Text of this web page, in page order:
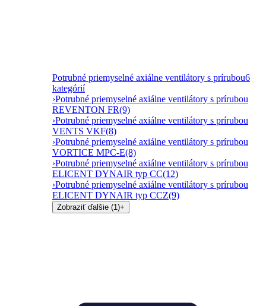
Potrubné priemyselné axiálne ventilátory s prírubou6
kategórií
›Potrubné priemyselné axiálne ventilátory s prírubou
REVENTON FR(9)
›Potrubné priemyselné axiálne ventilátory s prírubou
VENTS VKF(8)
›Potrubné priemyselné axiálne ventilátory s prírubou
VORTICE MPC-E(8)
›Potrubné priemyselné axiálne ventilátory s prírubou
ELICENT DYNAIR typ CC(12)
›Potrubné priemyselné axiálne ventilátory s prírubou
ELICENT DYNAIR typ CCZ(9)
Zobraziť ďalšie (1)+